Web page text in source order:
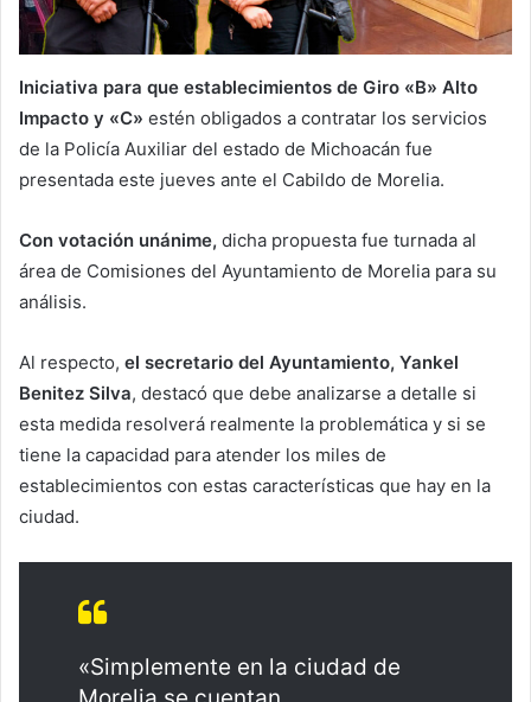
Iniciativa para que establecimientos de Giro «B» Alto
Impacto y «C» estén obligados a contratar los servicios
de la Policía Auxiliar del estado de Michoacán fue
presentada este jueves ante el Cabildo de Morelia.
Con votación unánime, dicha propuesta fue turnada al
área de Comisiones del Ayuntamiento de Morelia para su
análisis.
Al respecto, el secretario del Ayuntamiento, Yankel
Benitez Silva, destacó que debe analizarse a detalle si
esta medida resolverá realmente la problemática y si se
tiene la capacidad para atender los miles de
establecimientos con estas características que hay en la
ciudad.
«Simplemente en la ciudad de